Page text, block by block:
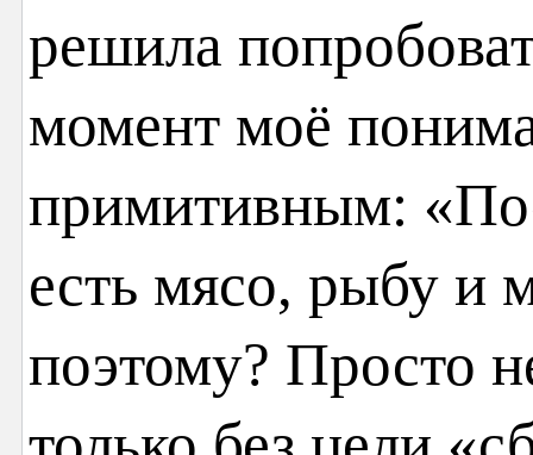
решила
момент моё
примитивным:
есть мясо, рыбу и
поэтому? Просто